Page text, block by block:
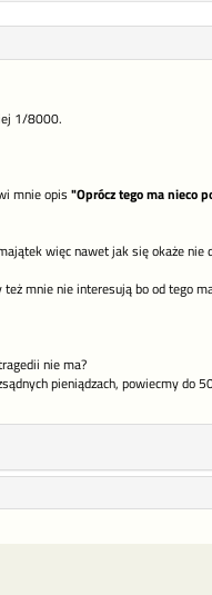
1/8000.
mnie opis "Oprócz tego ma nieco
więc nawet jak się okaże nie
mnie nie interesują bo od tego
nie ma?
pieniądzach, powiecmy do